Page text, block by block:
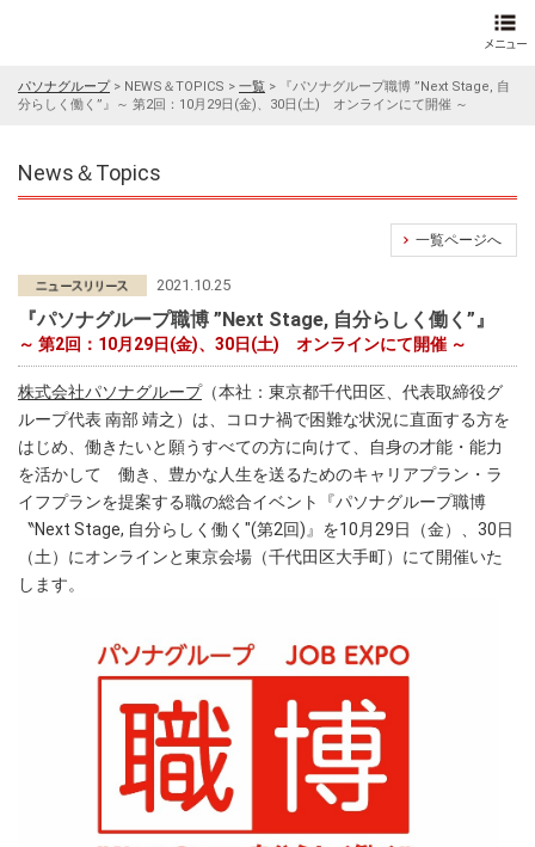
パソナグループ> NEWS＆TOPICS > 一覧 >
『パソナグループ職博 ”Next Stage, 自
分らしく働く”』～ 第2回：10月29日(金)、30日(土) オンラインにて開催 ～
News＆Topics
一覧ページへ
2021.10.25
『パソナグループ職博 ”Next Stage, 自分らしく働く”』
～ 第2回：10月29日(金)、30日(土) オンラインにて開催 ～
株式会社パソナグループ（本社：東京都千代田区、代表取締役グ
ループ代表 南部 靖之）は、コロナ禍で困難な状況に直面する方を
はじめ、働きたいと願うすべての方に向けて、自身の才能・能力
を活かして 働き、豊かな人生を送るためのキャリアプラン・ラ
イフプランを提案する職の総合イベント『パソナグループ職博
〝Next Stage, 自分らしく働く″(第2回)』を10月29日（金）、30日
（土）にオンラインと東京会場（千代田区大手町）にて開催いた
します。